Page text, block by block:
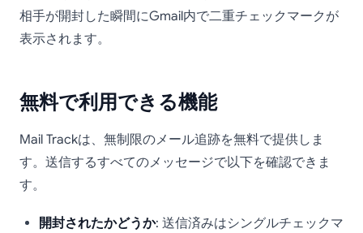
相手が開封した瞬間にGmail内で二重チェックマークが
表示されます。
無料で利用できる機能
Mail Trackは、無制限のメール追跡を無料で提供しま
す。送信するすべてのメッセージで以下を確認できま
す。
開封されたかどうか: 送信済みはシングルチェックマ